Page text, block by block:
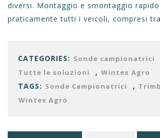
diversi. Montaggio e smontaggio
praticamente tutti i veicoli, compresi
CATEGORIES: Sonde campionatrici
Tutte le soluzioni , Wintex Agro
TAGS: Sonde Campionatrici ,
Wintex Agro